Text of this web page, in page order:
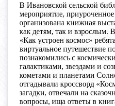
В Ивановской сельской
мероприятие,
организована книжная
как детям, так и взрослым.
«Как устроен космос»
виртуальное путешествие
познакомились с
галактиками, звездами и
кометами и планетами
отгадывали кроссворд
загадки, отвечали на
вопросы, ища ответы в